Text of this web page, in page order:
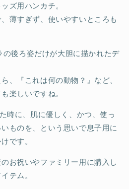
ズ用ハンカチ。
薄すぎず、使いやすいところも
の後ろ姿だけが大胆に描かれたデ
、『これは何の動物？』など、
楽しいですね。
時に、肌に優しく、かつ、使っ
ものを、という思いで息子用に
です。
お祝いやファミリー用に購入し
テム。